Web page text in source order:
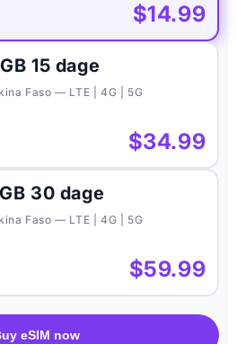
$14.99
15 dage
Faso — LTE | 4G | 5G
$34.99
30 dage
Faso — LTE | 4G | 5G
$59.99
eSIM now